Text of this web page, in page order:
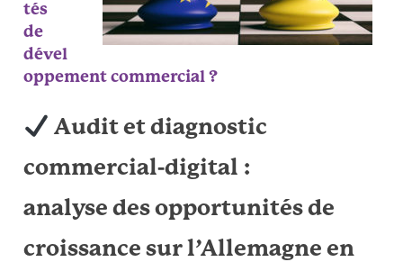
tés
de
dével
oppement commercial ?
Audit et diagnostic
commercial-digital :
analyse des opportunités de
croissance sur l’Allemagne en